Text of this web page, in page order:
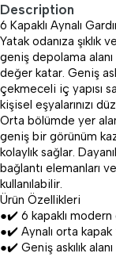
Description
6 Kapaklı Aynalı
Yatak odanıza şıklık
geniş depolama alanı
değer katar. Geniş
çekmeceli iç yapısı
kişisel eşyalarınızı
Orta bölümde yer
geniş bir görünüm
kolaylık sağlar.
bağlantı elemanları
kullanılabilir.
Ürün Özellikleri
●✔️ 6 kapaklı modern
●✔️ Aynalı orta kapak
●✔️ Geniş askılık alanı